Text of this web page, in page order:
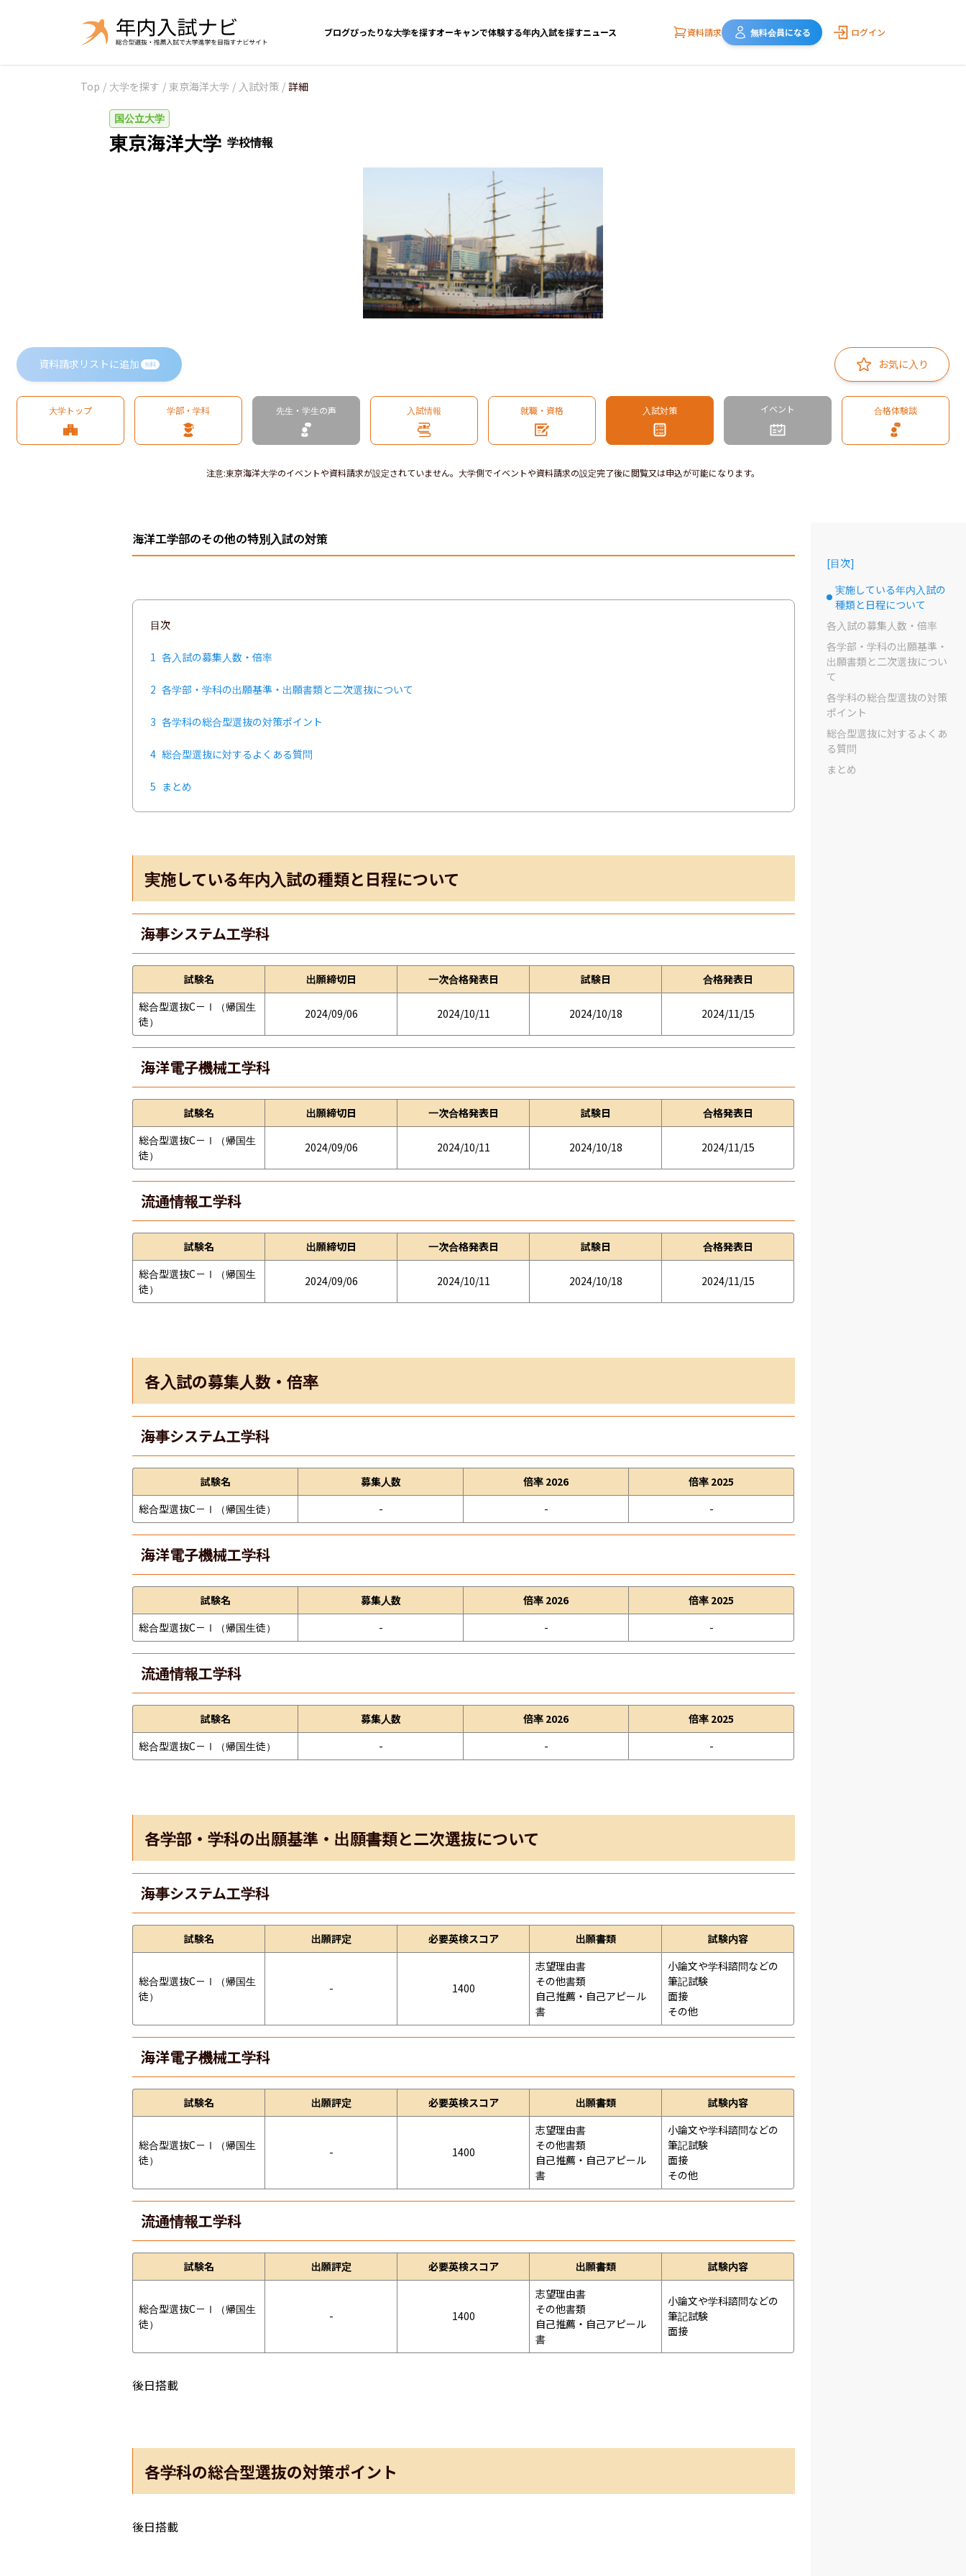
ブログぴったりな大学を探すオーキャンで体験する年内入試を探すニュース 資料請求 無料会員になる ログイン
Top / 大学を探す / 東京海洋大学 / 入試対策 / 詳細
国公立大学
東京海洋大学 学校情報
資料請求リストに追加 無料 お気に入り
大学トップ 学部・学科 先生・学生の声 入試情報 就職・資格 入試対策 イベント 合格体験談
注意:東京海洋大学のイベントや資料請求が設定されていません。大学側でイベントや資料請求の設定完了後に閲覧又は申込が可能になります。
海洋工学部のその他の特別入試の対策
目次
1 各入試の募集人数・倍率
2 各学部・学科の出願基準・出願書類と二次選抜について
3 各学科の総合型選抜の対策ポイント
4 総合型選抜に対するよくある質問
5 まとめ
実施している年内入試の種類と日程について
海事システム工学科
試験名 出願締切日 一次合格発表日 試験日
合格発表日
総合型選抜C－Ⅰ（帰国生
徒）
2024/09/06 2024/10/11 2024/10/18 2024/11/15
海洋電子機械工学科
試験名 出願締切日 一次合格発表日 試験日
合格発表日
総合型選抜C－Ⅰ（帰国生
徒）
2024/09/06 2024/10/11 2024/10/18 2024/11/15
流通情報工学科
試験名 出願締切日 一次合格発表日 試験日
合格発表日
総合型選抜C－Ⅰ（帰国生
徒）
2024/09/06 2024/10/11 2024/10/18 2024/11/15
各入試の募集人数・倍率
海事システム工学科
試験名 募集人数 倍率 2026
倍率 2025
総合型選抜C－Ⅰ（帰国生徒）
- - -
海洋電子機械工学科
試験名 募集人数 倍率 2026
倍率 2025
総合型選抜C－Ⅰ（帰国生徒）
- - -
流通情報工学科
試験名 募集人数 倍率 2026
倍率 2025
総合型選抜C－Ⅰ（帰国生徒）
- - -
各学部・学科の出願基準・出願書類と二次選抜について
海事システム工学科
試験名 出願評定 必要英検スコア 出願書類 試験内容
総合型選抜C－Ⅰ（帰国生
徒）
- 1400
志望理由書
その他書類
自己推薦・自己アピール
書
小論文や学科諮問などの
筆記試験
面接
その他
海洋電子機械工学科
試験名 出願評定 必要英検スコア 出願書類 試験内容
総合型選抜C－Ⅰ（帰国生
徒）
- 1400
志望理由書
その他書類
自己推薦・自己アピール
書
小論文や学科諮問などの
筆記試験
面接
その他
流通情報工学科
試験名 出願評定 必要英検スコア 出願書類 試験内容
総合型選抜C－Ⅰ（帰国生
徒）
- 1400
志望理由書
その他書類
自己推薦・自己アピール
書
小論文や学科諮問などの
筆記試験
面接
後日搭載
各学科の総合型選抜の対策ポイント
後日搭載
[目次]
選択中のドット
実施している年内入試の
種類と日程について
各入試の募集人数・倍率
各学部・学科の出願基準・
出願書類と二次選抜につい
て
各学科の総合型選抜の対策
ポイント
総合型選抜に対するよくあ
る質問
まとめ